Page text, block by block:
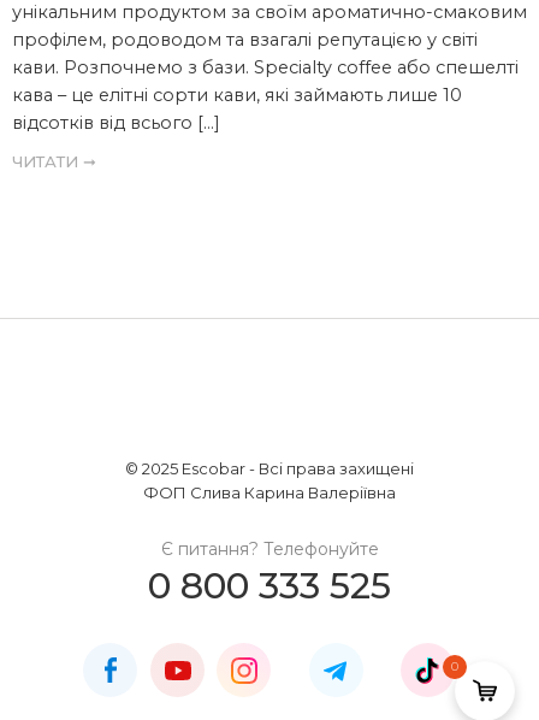
унікальним продуктом за своїм ароматично-смаковим
профілем, родоводом та взагалі репутацією у світі
кави. Розпочнемо з бази. Specialty coffee або спешелті
кава – це елітні сорти кави, які займають лише 10
відсотків від всього […]
ЧИТАТИ ➞
© 2025 Escobar - Всі права захищені
ФОП Слива Карина Валеріївна
Є питання? Телефонуйте
0 800 333 525
0